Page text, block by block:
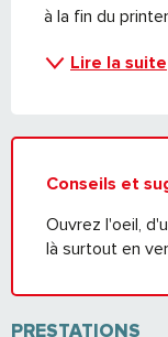
à la fin du
Lire la suite
Conseils et
Ouvrez l'oeil,
là surtout en
PRESTATIONS